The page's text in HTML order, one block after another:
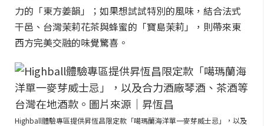
力的「東方姜韻」；如果想試試特別的風味，結合法式
干邑、台灣茉莉花茶與蜂蜜的「寶島茉莉」，則帶來東
西方完美交融的味覺驚喜。
Highball體驗專區提供昇恆昌限定款「噶瑪蘭海洋單一麥芽威士忌」，以及